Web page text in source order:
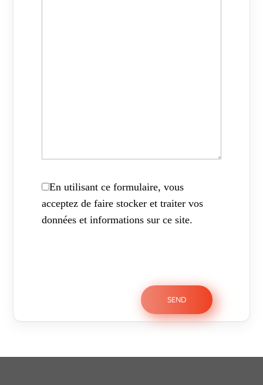
En utilisant ce formulaire, vous
acceptez de faire stocker et traiter vos
données et informations sur ce site.